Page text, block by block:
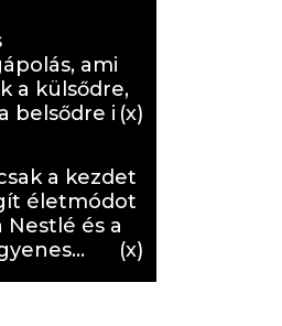
ami
a külsődre,
belsődre is
a kezdet
életmódot
Nestlé és a